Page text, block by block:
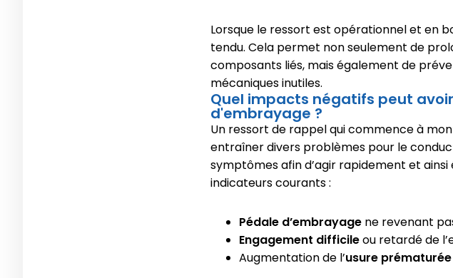
Lorsque le ressort est opérationnel et en
tendu. Cela permet non seulement de
composants liés, mais également de
mécaniques inutiles.
Quel impacts négatifs peut
d'embrayage ?
Un ressort de rappel qui commence à
entraîner divers problèmes pour le
symptômes afin d’agir rapidement et
indicateurs courants :
Pédale d’embrayage ne revenant
Engagement difficileou retardé de
Augmentation de l’usure prématurée